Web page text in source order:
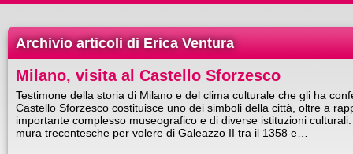
Archivio articoli di Erica Ventura
Milano, visita al Castello Sforzesco
Testimone della storia di Milano e del clima culturale che gli ha
Castello Sforzesco costituisce uno dei simboli della città, oltre a
importante complesso museografico e di diverse istituzioni
mura trecentesche per volere di Galeazzo II tra il 1358 e…